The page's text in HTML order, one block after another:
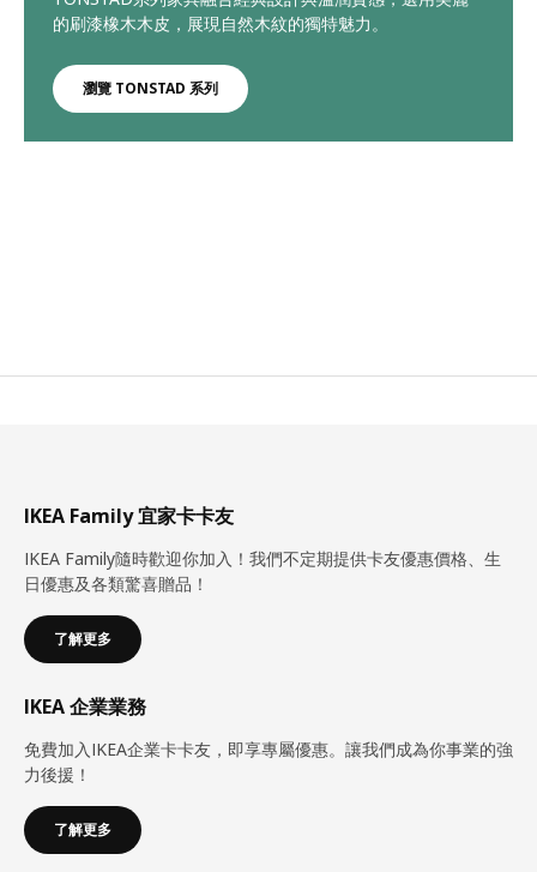
的刷漆橡木木皮，展現自然木紋的獨特魅力。
瀏覽 TONSTAD 系列
IKEA Family 宜家卡卡友
IKEA Family隨時歡迎你加入！我們不定期提供卡友優惠價格、生
日優惠及各類驚喜贈品！
了解更多
IKEA 企業業務
免費加入IKEA企業卡卡友，即享專屬優惠。讓我們成為你事業的強
力後援！
了解更多